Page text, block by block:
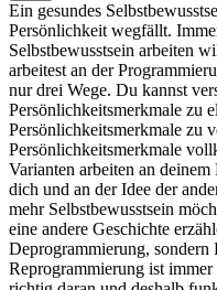
Ein gesundes
Persönlichkeit wegfällt.
Selbstbewusstsein arbeiten
arbeitest an der
nur drei Wege. Du kannst
Persönlichkeitsmerkmale zu
Persönlichkeitsmerkmale zu
Persönlichkeitsmerkmale
Varianten arbeiten an
dich und an der Idee der
mehr Selbstbewusstsein
eine andere Geschichte
Deprogrammierung,
Reprogrammierung ist